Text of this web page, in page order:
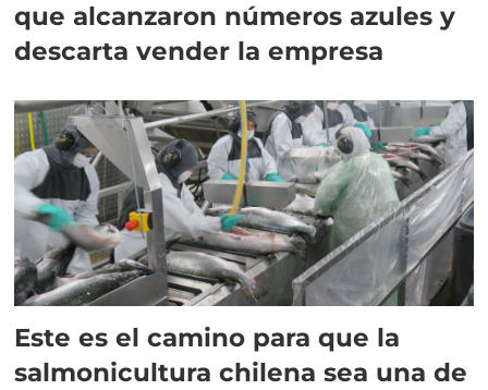
que alcanzaron números azules y
descarta vender la empresa
Este es el camino para que la
salmonicultura chilena sea una de